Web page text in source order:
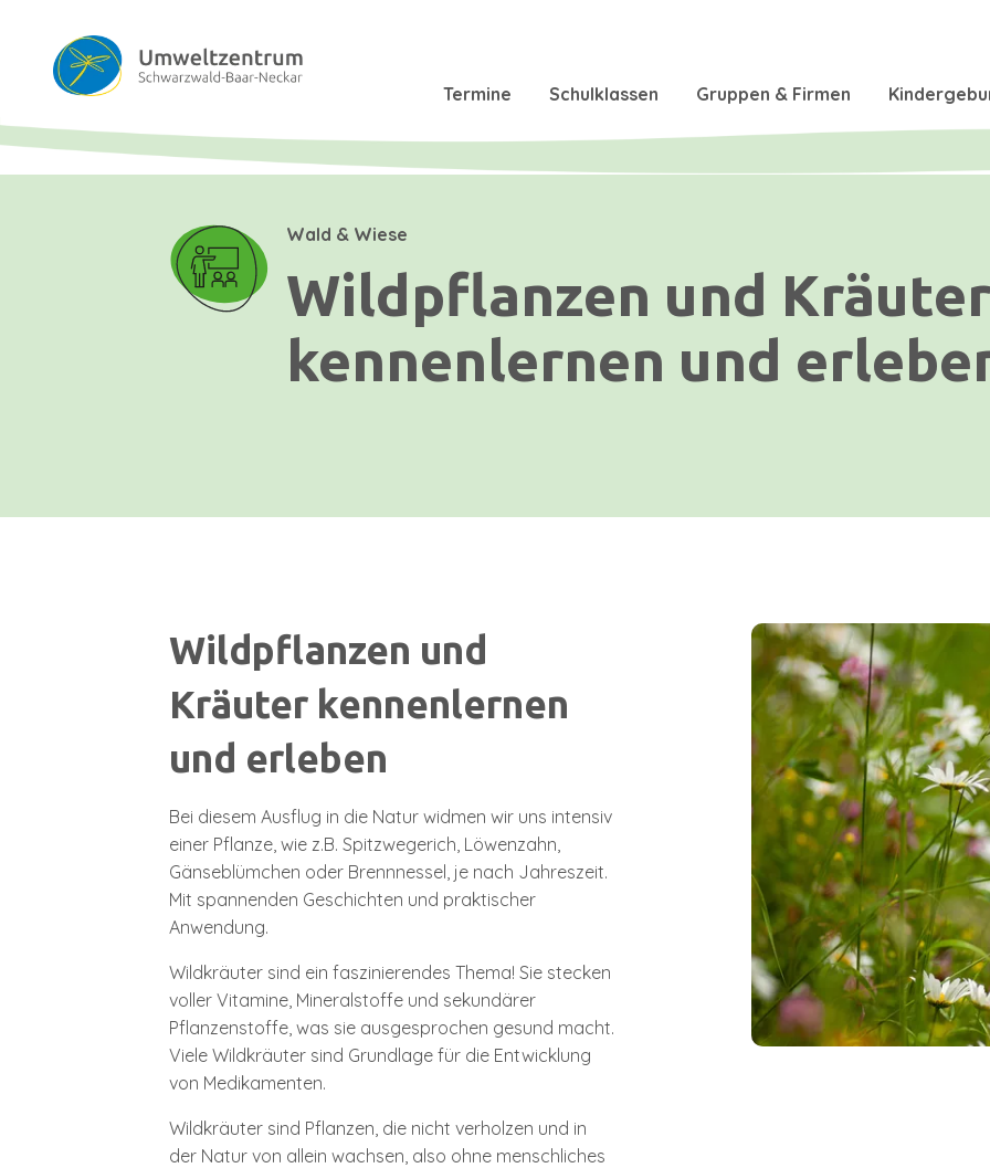
Termine Schulklassen Gruppen & Firmen
Wald & Wiese
Wildpflanzen und Kräuter
kennenlernen und
Wildpflanzen und
Kräuter kennenlernen
und erleben
Bei diesem Ausflug in die Natur widmen wir uns intensiv
einer Pflanze, wie z.B. Spitzwegerich, Löwenzahn,
Gänseblümchen oder Brennnessel, je nach Jahreszeit.
Mit spannenden Geschichten und praktischer
Anwendung.
Wildkräuter sind ein faszinierendes Thema! Sie stecken
voller Vitamine, Mineralstoffe und sekundärer
Pflanzenstoffe, was sie ausgesprochen gesund macht.
Viele Wildkräuter sind Grundlage für die Entwicklung
von Medikamenten.
Wildkräuter sind Pflanzen, die nicht verholzen und in
der Natur von allein wachsen, also ohne menschliches